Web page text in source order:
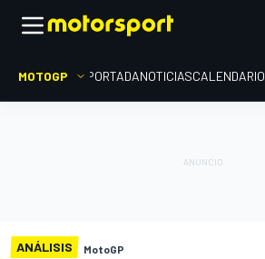
MOTOGP PORTADANOTICIASCALENDARIO
ANÁLISIS MotoGP